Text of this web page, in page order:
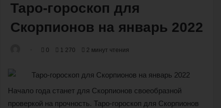
Таро-гороскоп для
Скорпионов на январь 2022
0 1 270 2 минут чтения
Начало года станет для Скорпионов своеобразной
проверкой на прочность. Таро-гороскоп для Скорпионов